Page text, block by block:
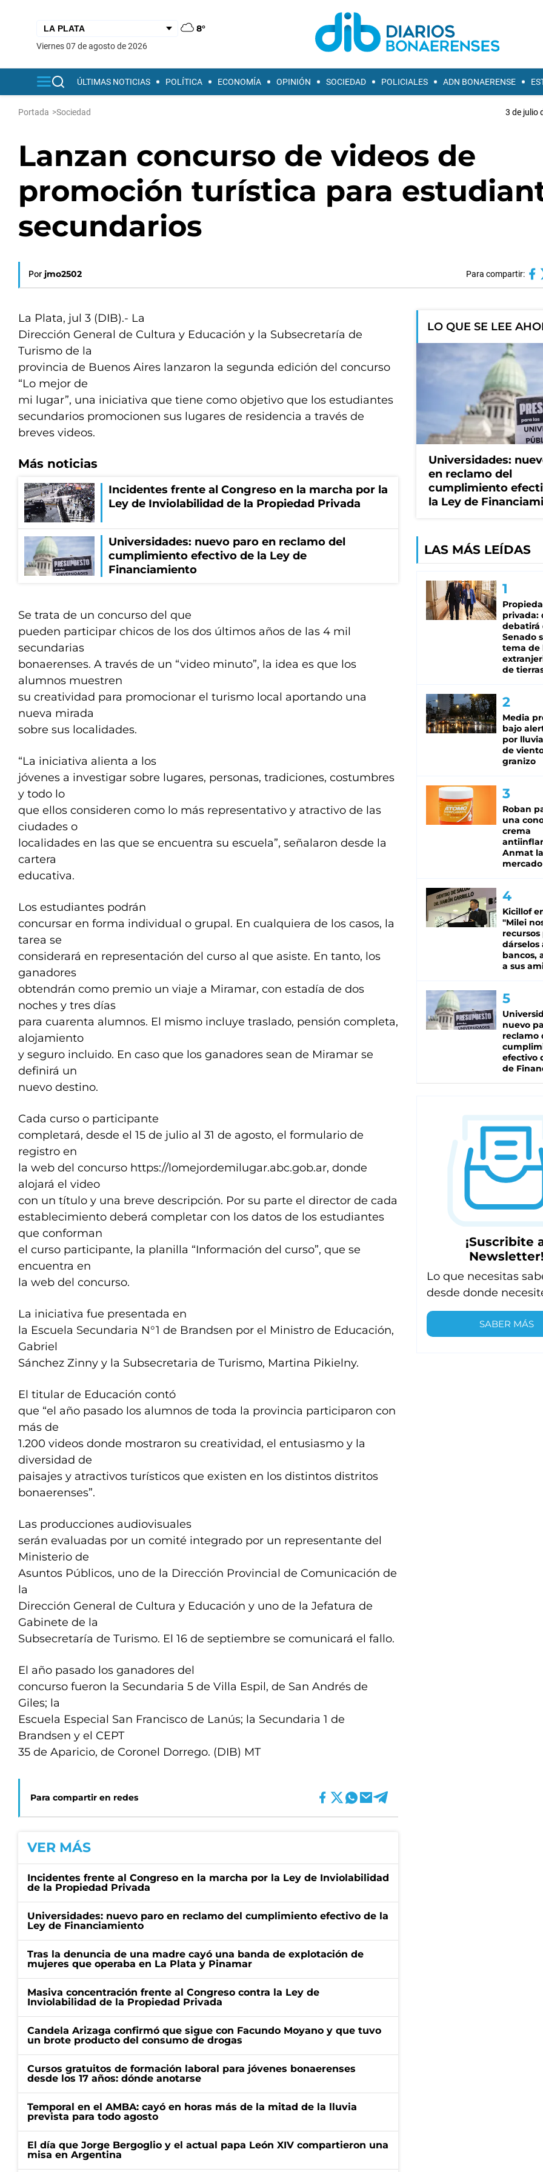
8°
viernes 07 de agosto de 2026
ÚLTIMAS NOTICIAS POLÍTICA ECONOMÍA OPINIÓN SOCIEDAD POLICIALES ADN BONAERENSE
Portada >Sociedad 3 de julio
Lanzan concurso de videos de
promoción turística para
secundarios
Por jmo2502 Para compartir:
La Plata, jul 3 (DIB).- La
Dirección General de Cultura y Educación y la Subsecretaría de
Turismo de la
provincia de Buenos Aires lanzaron la segunda edición del concurso
“Lo mejor de
mi lugar”, una iniciativa que tiene como objetivo que los estudiantes
secundarios promocionen sus lugares de residencia a través de
breves videos.
Más noticias
Incidentes frente al Congreso en la marcha por la
Ley de Inviolabilidad de la Propiedad Privada
Universidades: nuevo paro en reclamo del
cumplimiento efectivo de la Ley de
Financiamiento
Se trata de un concurso del que
pueden participar chicos de los dos últimos años de las 4 mil
secundarias
bonaerenses. A través de un “video minuto”, la idea es que los
alumnos muestren
su creatividad para promocionar el turismo local aportando una
nueva mirada
sobre sus localidades.
“La iniciativa alienta a los
jóvenes a investigar sobre lugares, personas, tradiciones, costumbres
y todo lo
que ellos consideren como lo más representativo y atractivo de las
ciudades o
localidades en las que se encuentra su escuela”, señalaron desde la
cartera
educativa.
Los estudiantes podrán
concursar en forma individual o grupal. En cualquiera de los casos, la
tarea se
considerará en representación del curso al que asiste. En tanto, los
ganadores
obtendrán como premio un viaje a Miramar, con estadía de dos
noches y tres días
para cuarenta alumnos. El mismo incluye traslado, pensión completa,
alojamiento
y seguro incluido. En caso que los ganadores sean de Miramar se
definirá un
nuevo destino.
Cada curso o participante
completará, desde el 15 de julio al 31 de agosto, el formulario de
registro en
la web del concurso https://lomejordemilugar.abc.gob.ar, donde
alojará el video
con un título y una breve descripción. Por su parte el director de cada
establecimiento deberá completar con los datos de los estudiantes
que conforman
el curso participante, la planilla “Información del curso”, que se
encuentra en
la web del concurso.
La iniciativa fue presentada en
la Escuela Secundaria N°1 de Brandsen por el Ministro de Educación,
Gabriel
Sánchez Zinny y la Subsecretaria de Turismo, Martina Pikielny.
El titular de Educación contó
que “el año pasado los alumnos de toda la provincia participaron con
más de
1.200 videos donde mostraron su creatividad, el entusiasmo y la
diversidad de
paisajes y atractivos turísticos que existen en los distintos distritos
bonaerenses”.
Las producciones audiovisuales
serán evaluadas por un comité integrado por un representante del
Ministerio de
Asuntos Públicos, uno de la Dirección Provincial de Comunicación de
la
Dirección General de Cultura y Educación y uno de la Jefatura de
Gabinete de la
Subsecretaría de Turismo. El 16 de septiembre se comunicará el fallo.
El año pasado los ganadores del
concurso fueron la Secundaria 5 de Villa Espil, de San Andrés de
Giles; la
Escuela Especial San Francisco de Lanús; la Secundaria 1 de
Brandsen y el CEPT
35 de Aparicio, de Coronel Dorrego. (DIB) MT
Para compartir en redes
VER MÁS
Incidentes frente al Congreso en la marcha por la Ley de Inviolabilidad
de la Propiedad Privada
Universidades: nuevo paro en reclamo del cumplimiento efectivo de la
Ley de Financiamiento
Tras la denuncia de una madre cayó una banda de explotación de
mujeres que operaba en La Plata y Pinamar
Masiva concentración frente al Congreso contra la Ley de
Inviolabilidad de la Propiedad Privada
Candela Arizaga confirmó que sigue con Facundo Moyano y que tuvo
un brote producto del consumo de drogas
Cursos gratuitos de formación laboral para jóvenes bonaerenses
desde los 17 años: dónde anotarse
Temporal en el AMBA: cayó en horas más de la mitad de la lluvia
prevista para todo agosto
El día que Jorge Bergoglio y el actual papa León XIV compartieron una
misa en Argentina
LO QUE SE LEE
Universidades:
en reclamo del
cumplimiento
la Ley de
LAS MÁS LEÍDAS
privada:
debatirá
Senado
tema de
de
Media
bajo
por
de
granizo
Roban
una
crema
Anmat
mercado
Kicillof
"Milei
recursos
dárselos
bancos,
a sus
nuevo
reclamo
efectivo
de
¡Suscribite
Newsletter!
Lo que necesitas
desde donde
SABER MÁS